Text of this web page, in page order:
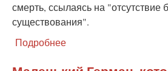
смерть, ссылаясь на "отсутствие
существования".
Подробнее
такой